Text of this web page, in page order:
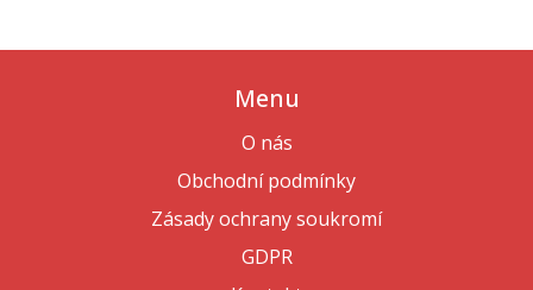
Menu
O nás
Obchodní podmínky
Zásady ochrany soukromí
GDPR